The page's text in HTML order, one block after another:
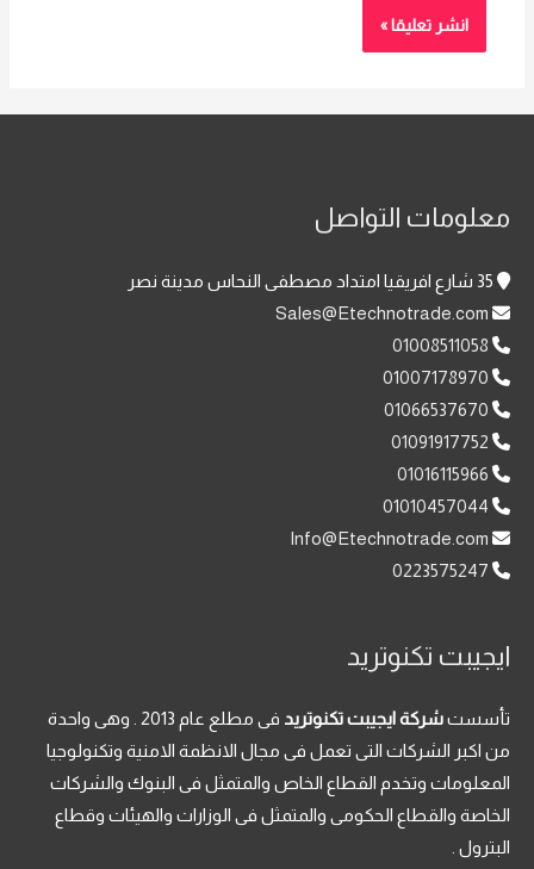
معلومات التواصل
01008511058
01007178970
01066537670
01091917752
01016115966
01010457044
0223575247
ايجيبت تكنوتريد
تأسستشركة ايجيبت تكنوتريد
فى مطلع عام 2013 . وهى واحدة
من اكبر الشركات التى تعمل فى مجال الانظمة الامنية وتكنولوجيا
المعلومات وتخدم القطاع الخاص والمتمثل فى البنوك والشركات
الخاصة والقطاع الحكومى والمتمثل فى الوزارات والهيئات وقطاع
البترول .